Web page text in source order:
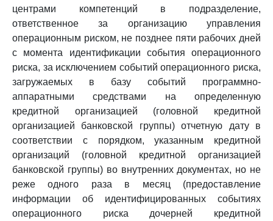
центрами компетенций в подразделение,
ответственное за организацию управления
операционным риском, не позднее пяти рабочих дней
с момента идентификации события операционного
риска, за исключением событий операционного риска,
загружаемых в базу событий программно-
аппаратными средствами на определенную
кредитной организацией (головной кредитной
организацией банковской группы) отчетную дату в
соответствии с порядком, указанным кредитной
организаций (головной кредитной организацией
банковской группы) во внутренних документах, но не
реже одного раза в месяц (предоставление
информации об идентифицированных событиях
операционного риска дочерней кредитной